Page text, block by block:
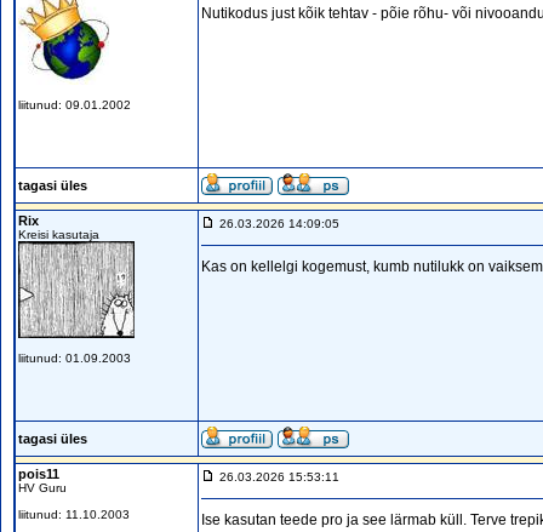
liitunud: 09.01.2002
Nutikodus just kõik tehtav - põie rõhu- või
tagasi üles
Rix
Kreisi kasutaja
liitunud: 01.09.2003
26.03.2026 14:09:05
Kas on kellelgi kogemust, kumb nutilukk on
tagasi üles
pois11
HV Guru
liitunud: 11.10.2003
26.03.2026 15:53:11
Ise kasutan teede pro ja see lärmab küll. Terve